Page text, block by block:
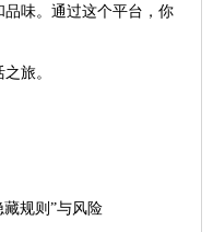
味。通过这个平台，你
旅。
规则”与风险